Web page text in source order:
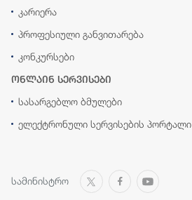
კარიერა
პროფესიული განვითარება
კონკურსები
ონლაინ სერვისები
სასარგებლო ბმულები
ელექტრონული სერვისების პორტალი
სამინისტრო